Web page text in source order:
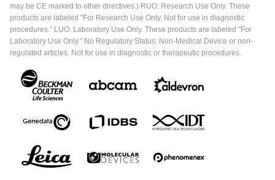
may be CE marked to other directives.) RUO: Research Use Only. These
products are labeled "For Research Use Only. Not for use in diagnostic
procedures." LUO: Laboratory Use Only. These products are labeled "For
Laboratory Use Only." No Regulatory Status: Non-Medical Device or non-
regulated articles. Not for use in diagnostic or therapeutic procedures.